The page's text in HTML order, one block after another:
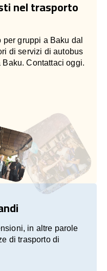
nel trasporto
gruppi a Baku dal
di servizi di autobus
Contattaci oggi.
in altre parole
di trasporto di